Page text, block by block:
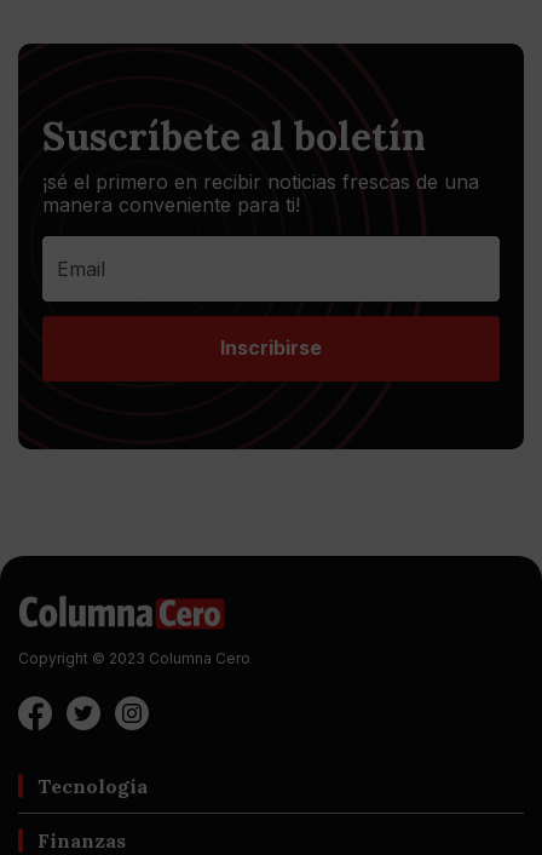
Suscríbete al boletín
¡sé el primero en recibir noticias frescas de una
manera conveniente para ti!
Inscribirse
Copyright © 2023 Columna Cero
Tecnología
Finanzas